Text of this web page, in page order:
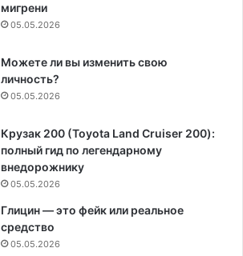
мигрени
05.05.2026
Можете ли вы изменить свою
личность?
05.05.2026
Крузак 200 (Toyota Land Cruiser 200):
полный гид по легендарному
внедорожнику
05.05.2026
Глицин — это фейк или реальное
средство
05.05.2026